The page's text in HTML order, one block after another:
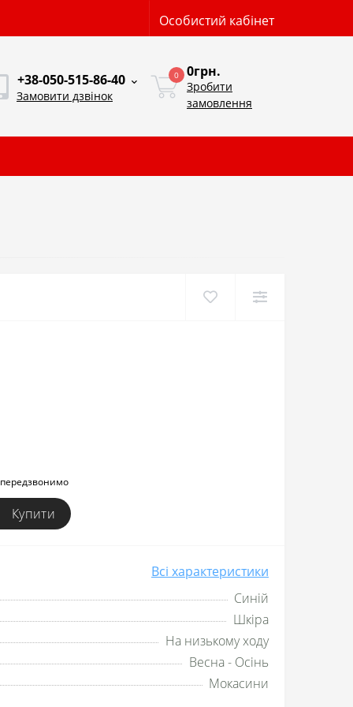
Особистий кабінет
+38-050-515-86-40
Замовити дзвінок
0 0грн.
Зробити
замовлення
Купити
Всі характеристики
Синій
Шкіра
На низькому ходу
Весна - Осінь
Мокасини